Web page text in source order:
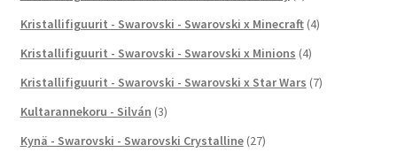
Kristallifiguurit - Swarovski - Swarovski x Minecraft (4)
Kristallifiguurit - Swarovski - Swarovski x Minions (4)
Kristallifiguurit - Swarovski - Swarovski x Star Wars (7)
Kultarannekoru - Silván (3)
Kynä - Swarovski - Swarovski Crystalline (27)